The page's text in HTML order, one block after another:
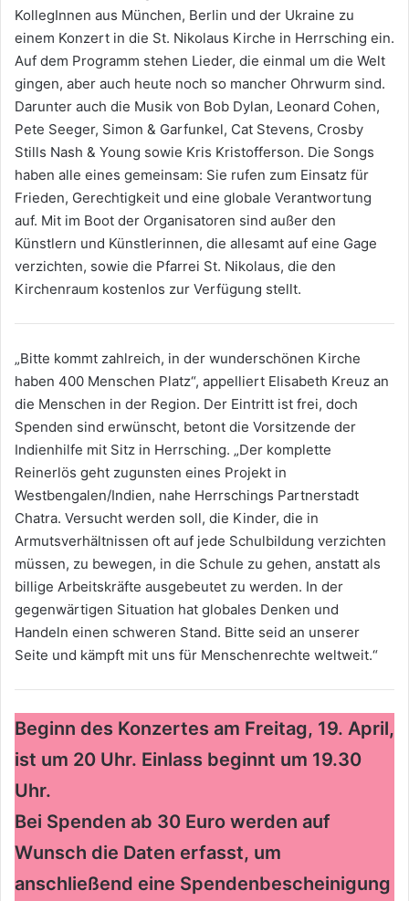
KollegInnen aus München, Berlin und der Ukraine zu
einem Konzert in die St. Nikolaus Kirche in Herrsching ein.
Auf dem Programm stehen Lieder, die einmal um die Welt
gingen, aber auch heute noch so mancher Ohrwurm sind.
Darunter auch die Musik von Bob Dylan, Leonard Cohen,
Pete Seeger, Simon & Garfunkel, Cat Stevens, Crosby
Stills Nash & Young sowie Kris Kristofferson. Die Songs
haben alle eines gemeinsam: Sie rufen zum Einsatz für
Frieden, Gerechtigkeit und eine globale Verantwortung
auf. Mit im Boot der Organisatoren sind außer den
Künstlern und Künstlerinnen, die allesamt auf eine Gage
verzichten, sowie die Pfarrei St. Nikolaus, die den
Kirchenraum kostenlos zur Verfügung stellt.
„Bitte kommt zahlreich, in der wunderschönen Kirche
haben 400 Menschen Platz“, appelliert Elisabeth Kreuz an
die Menschen in der Region. Der Eintritt ist frei, doch
Spenden sind erwünscht, betont die Vorsitzende der
Indienhilfe mit Sitz in Herrsching. „Der komplette
Reinerlös geht zugunsten eines Projekt in
Westbengalen/Indien, nahe Herrschings Partnerstadt
Chatra. Versucht werden soll, die Kinder, die in
Armutsverhältnissen oft auf jede Schulbildung verzichten
müssen, zu bewegen, in die Schule zu gehen, anstatt als
billige Arbeitskräfte ausgebeutet zu werden. In der
gegenwärtigen Situation hat globales Denken und
Handeln einen schweren Stand. Bitte seid an unserer
Seite und kämpft mit uns für Menschenrechte weltweit.“
Beginn des Konzertes am Freitag, 19. April,
ist um 20 Uhr. Einlass beginnt um 19.30
Uhr.
Bei Spenden ab 30 Euro werden auf
Wunsch die Daten erfasst, um
anschließend eine Spendenbescheinigung